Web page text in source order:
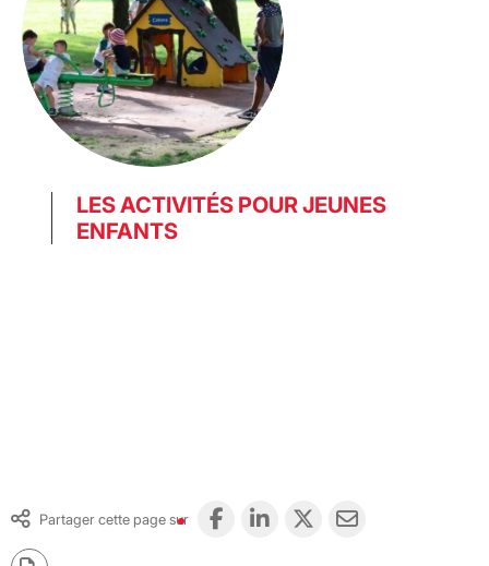
LES ACTIVITÉS POUR JEUNES
ENFANTS
Partager cette page sur